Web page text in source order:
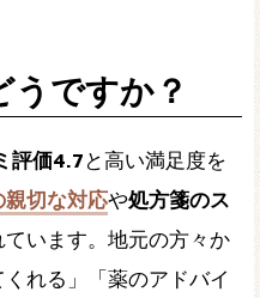
うですか？
評価4.7 と高い満足度を
親切な対応や処方箋のス
ています。地元の方々か
れる」「薬のアドバイ